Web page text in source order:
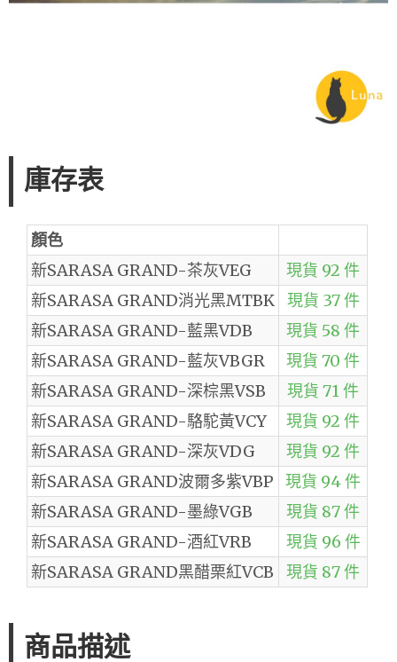
庫存表
顏色
新SARASA GRAND-茶灰VEG
現貨 92 件
新SARASA GRAND消光黑MTBK
現貨 37 件
新SARASA GRAND-藍黑VDB
現貨 58 件
新SARASA GRAND-藍灰VBGR
現貨 70 件
新SARASA GRAND-深棕黑VSB
現貨 71 件
新SARASA GRAND-駱駝黃VCY
現貨 92 件
新SARASA GRAND-深灰VDG
現貨 92 件
新SARASA GRAND波爾多紫VBP
現貨 94 件
新SARASA GRAND-墨綠VGB
現貨 87 件
新SARASA GRAND-酒紅VRB
現貨 96 件
新SARASA GRAND黑醋栗紅VCB
現貨 87 件
商品描述